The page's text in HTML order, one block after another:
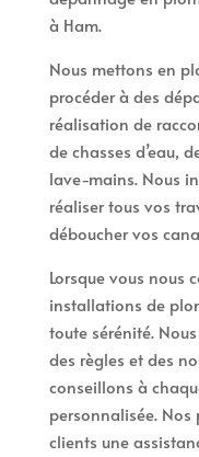
à Ham.
Nous mettons en
procéder à des
réalisation de
de chasses d’eau,
lave-mains. Nous
réaliser tous vos
déboucher vos
Lorsque vous nous
installations de
toute sérénité.
des règles et des
conseillons à
personnalisée.
clients une